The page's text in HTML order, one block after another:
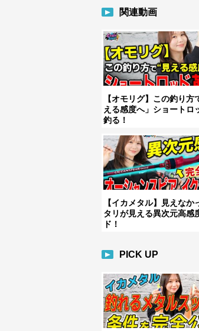
関連動画
【オモリグ】この釣り方
える感度へ」ショートロ
釣る！
【イカメタル】見えなか
タリが見える異次元高感
ド！
PICK UP